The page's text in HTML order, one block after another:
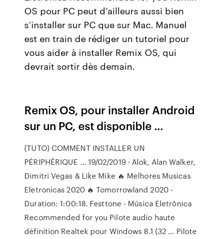
OS pour PC peut d’ailleurs aussi bien
s’installer sur PC que sur Mac. Manuel
est en train de rédiger un tutoriel pour
vous aider à installer Remix OS, qui
devrait sortir dès demain.
Remix OS, pour installer Android
sur un PC, est disponible ...
(TUTO) COMMENT INSTALLER UN
PÉRIPHÉRIQUE … 19/02/2019 · Alok, Alan Walker,
Dimitri Vegas & Like Mike 🔥 Melhores Musicas
Eletronicas 2020 🔥 Tomorrowland 2020 -
Duration: 1:00:18. Festtone - Música Eletrônica
Recommended for you Pilote audio haute
définition Realtek pour Windows 8.1 (32 ... Pilote